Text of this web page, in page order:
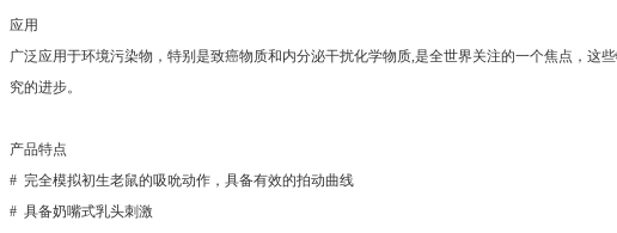
应用
广泛应用于环境污染物，特别是致癌物质和内分泌干扰化学物质,是全世界关注的一个焦点，这
究的进步。
产品特点
# 完全模拟初生老鼠的吸吮动作，具备有效的拍动曲线
# 具备奶嘴式乳头刺激